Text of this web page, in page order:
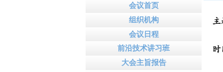
会议首页
组织机构
会议日程
前沿技术讲习班
大会主旨报告